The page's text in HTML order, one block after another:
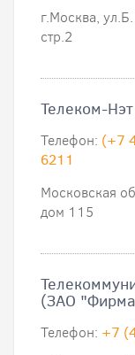
г.Москва,
стр.2
Телеком-
Телефон: (+7
6211
Московская
дом 115
(ЗАО
Телефон: +7